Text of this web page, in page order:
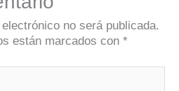
no será publicada.
están marcados con *